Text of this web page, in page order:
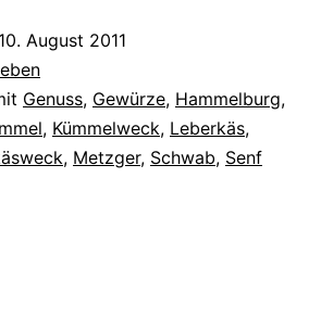
10. August 2011
Genuss, Gewürze, Hammelburg,
, Kümmelweck, Leberkäs,
, Metzger, Schwab, Senf